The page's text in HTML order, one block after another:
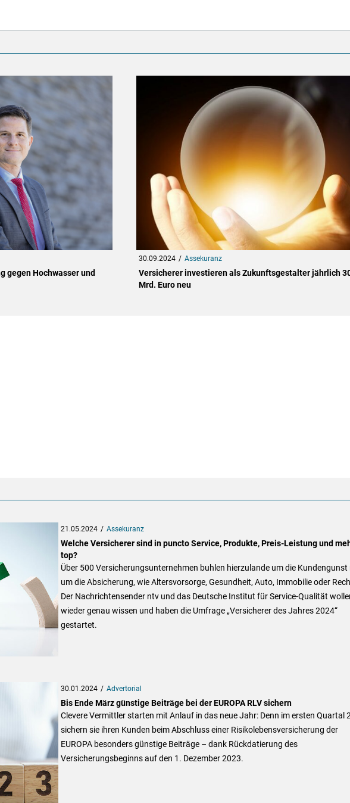
gegen Hochwasser und
30.09.2024 Assekuranz
Versicherer investieren als Zukunftsgestalter jährlich
Mrd. Euro neu
21.05.2024 Assekuranz
Welche Versicherer sind in puncto Service, Produkte, Preis-Leistung und
top?
Über 500 Versicherungsunternehmen buhlen hierzulande um die Kundengunst
um die Absicherung, wie Altersvorsorge, Gesundheit, Auto, Immobilie oder
Der Nachrichtensender ntv und das Deutsche Institut für Service-Qualität
wieder genau wissen und haben die Umfrage „Versicherer des Jahres 2024“
gestartet.
30.01.2024 Advertorial
Bis Ende März günstige Beiträge bei der EUROPA RLV sichern
Clevere Vermittler starten mit Anlauf in das neue Jahr: Denn im ersten Quartal
sichern sie ihren Kunden beim Abschluss einer Risikolebensversicherung der
EUROPA besonders günstige Beiträge – dank Rückdatierung des
Versicherungsbeginns auf den 1. Dezember 2023.